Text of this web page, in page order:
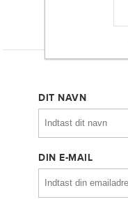
DIT NAVN
DIN E-MAIL